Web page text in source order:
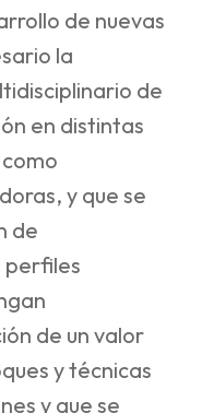
de nuevas
la
de
en distintas
y que se
de
perfiles
de un valor
y técnicas
y que se